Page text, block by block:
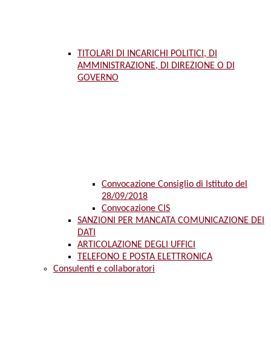
TITOLARI DI INCARICHI POLITICI, DI
AMMINISTRAZIONE, DI DIREZIONE O DI
GOVERNO
Convocazione Consiglio di Istituto del
28/09/2018
Convocazione CIS
SANZIONI PER MANCATA COMUNICAZIONE DEI
DATI
ARTICOLAZIONE DEGLI UFFICI
TELEFONO E POSTA ELETTRONICA
Consulenti e collaboratori